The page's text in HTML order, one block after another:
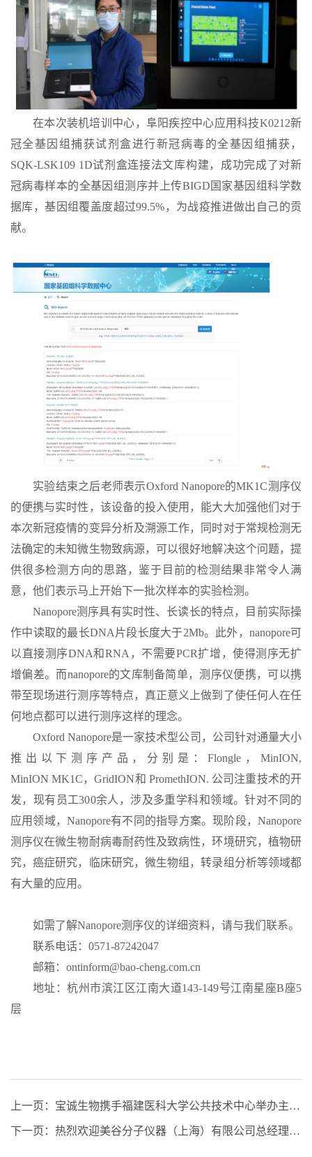
在本次装机培训中心，阜阳疾控中心应用科技K0212新
冠全基因组捕获试剂盒进行新冠病毒的全基因组捕获，
SQK-LSK109 1D试剂盒连接法文库构建，成功完成了对新
冠病毒样本的全基因组测序并上传BIGD国家基因组科学数
据库，基因组覆盖度超过99.5%，为战疫推进做出自己的贡
献。
实验结束之后老师表示Oxford Nanopore的MK1C测序仪
的便携与实时性，该设备的投入使用，能大大加强他们对于
本次新冠疫情的变异分析及溯源工作，同时对于常规检测无
法确定的未知微生物致病源，可以很好地解决这个问题，提
供很多检测方向的思路，鉴于目前的检测结果非常令人满
意，他们表示马上开始下一批次样本的实验检测。
Nanopore测序具有实时性、长读长的特点，目前实际操
作中读取的最长DNA片段长度大于2Mb。此外，nanopore可
以直接测序DNA和RNA，不需要PCR扩增，使得测序无扩
增偏差。而nanopore的文库制备简单，测序仪便携，可以携
带至现场进行测序等特点，真正意义上做到了使任何人在任
何地点都可以进行测序这样的理念。
Oxford Nanopore是一家技术型公司，公司针对通量大小
推出以下测序产品，分别是：Flongle，MinION,
MinION MK1C，GridION和 PromethION. 公司注重技术的开
发，现有员工300余人，涉及多重学科和领域。针对不同的
应用领域，Nanopore有不同的指导方案。现阶段，Nanopore
测序仪在微生物耐病毒耐药性及致病性，环境研究，植物研
究，癌症研究，临床研究，微生物组，转录组分析等领域都
有大量的应用。
如需了解Nanopore测序仪的详细资料，请与我们联系。
联系电话： 0571-87242047
邮箱： ontinform@bao-cheng.com.cn
地址：杭州市滨江区江南大道143-149号江南星座B座5
层
上一页： 宝诚生物携手福建医科大学公共技术中心举办主题线上交流讲座
下一页： 热烈欢迎美谷分子仪器（上海）有限公司总经理一行莅临我司指导工作